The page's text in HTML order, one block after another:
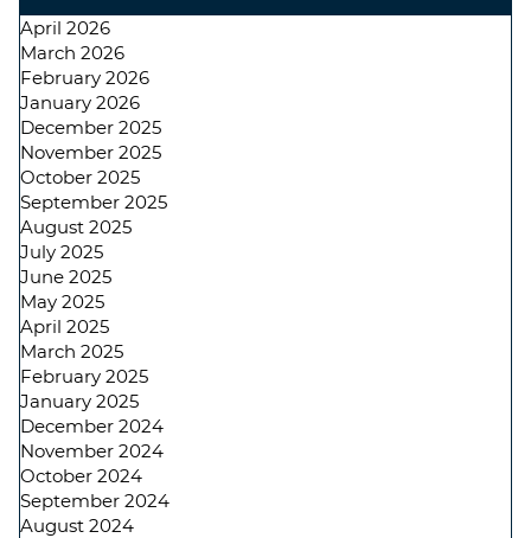
April 2026
March 2026
February 2026
January 2026
December 2025
November 2025
October 2025
September 2025
August 2025
July 2025
June 2025
May 2025
April 2025
March 2025
February 2025
January 2025
December 2024
November 2024
October 2024
September 2024
August 2024